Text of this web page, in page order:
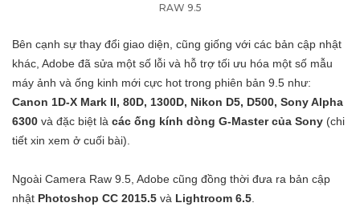
RAW 9.5
Bên cạnh sự thay đổi giao diện, cũng giống với các bản cập nhật
khác, Adobe đã sửa một số lỗi và hỗ trợ tối ưu hóa một số mẫu
máy ảnh và ống kinh mới cực hot trong phiên bản 9.5 như:
Canon 1D-X Mark II, 80D, 1300D, Nikon D5, D500, Sony Alpha
6300 và đặc biệt là các ống kính dòng G-Master của Sony (chi
tiết xin xem ở cuối bài).
Ngoài Camera Raw 9.5, Adobe cũng đồng thời đưa ra bản cập
nhật Photoshop CC 2015.5 và Lightroom 6.5